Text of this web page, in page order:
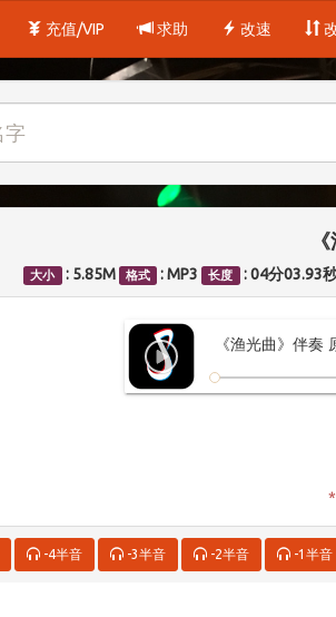
充值/VIP 求助 改速
大小 : 5.85M 格式 : MP3 长度 : 04分03.93
《渔光曲》伴奏
-4半音 -3半音 -2半音 -1半音